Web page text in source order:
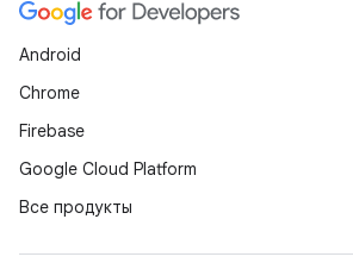
Android
Chrome
Firebase
Google Cloud Platform
Все продукты